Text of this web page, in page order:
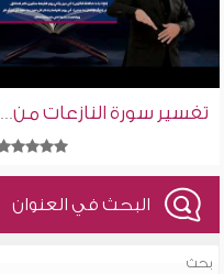
تفسير سورة النازعات من الآية 26 إلى 47 | إسلام ويب | للصم بلغة الإشارة
البحث في العنوان